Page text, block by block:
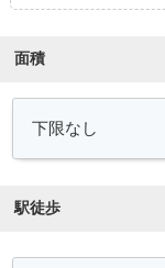
面積
駅徒歩